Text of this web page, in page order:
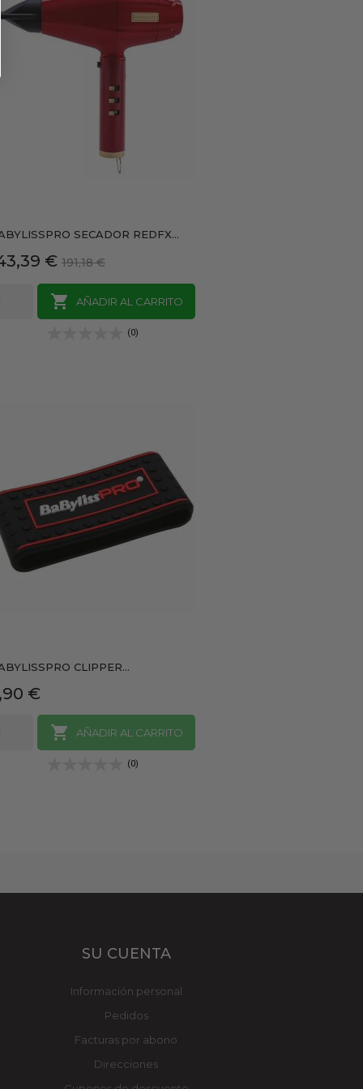
SECADOR REDFX...
€ Precio
base
191,18 €
 AÑADIR AL CARRITO
(0)
CLIPPER...
€

AÑADIR AL CARRITO
(0)
SU CUENTA
Información personal
Pedidos
Facturas por abono
Direcciones